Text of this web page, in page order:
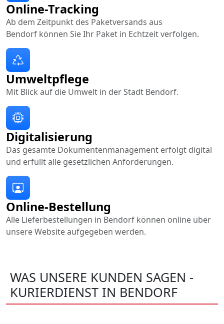
Online-Bestellung
Alle Lieferbestellungen in Bendorf können online über
unsere Website aufgegeben werden.
Online-Tracking
Ab dem Zeitpunkt des Paketversands aus
Bendorf können Sie Ihr Paket in Echtzeit verfolgen.
Digitalisierung
Das gesamte Dokumentenmanagement erfolgt digital
und erfüllt alle gesetzlichen Anforderungen.
Umweltpflege
Mit Blick auf die Umwelt in der Stadt Bendorf.
WAS UNSERE KUNDEN SAGEN -
KURIERDIENST IN BENDORF